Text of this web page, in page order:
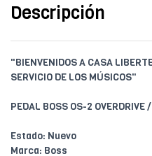
Descripción
"BIENVENIDOS A CASA
SERVICIO DE LOS MÚSICOS"
PEDAL BOSS OS-2 OVERDRIVE
Estado: Nuevo
Marca: Boss